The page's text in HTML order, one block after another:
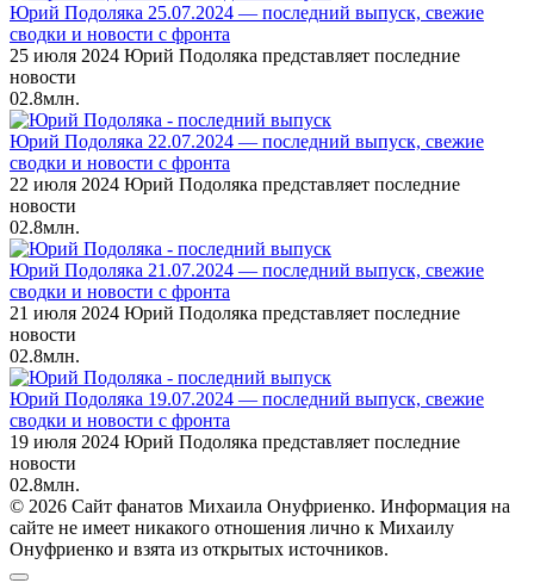
Юрий Подоляка 25.07.2024 — последний выпуск, свежие
сводки и новости с фронта
25 июля 2024 Юрий Подоляка представляет последние
новости
02.8млн.
Юрий Подоляка 22.07.2024 — последний выпуск, свежие
сводки и новости с фронта
22 июля 2024 Юрий Подоляка представляет последние
новости
02.8млн.
Юрий Подоляка 21.07.2024 — последний выпуск, свежие
сводки и новости с фронта
21 июля 2024 Юрий Подоляка представляет последние
новости
02.8млн.
Юрий Подоляка 19.07.2024 — последний выпуск, свежие
сводки и новости с фронта
19 июля 2024 Юрий Подоляка представляет последние
новости
02.8млн.
© 2026 Сайт фанатов Михаила Онуфриенко. Информация на
сайте не имеет никакого отношения лично к Михаилу
Онуфриенко и взята из открытых источников.